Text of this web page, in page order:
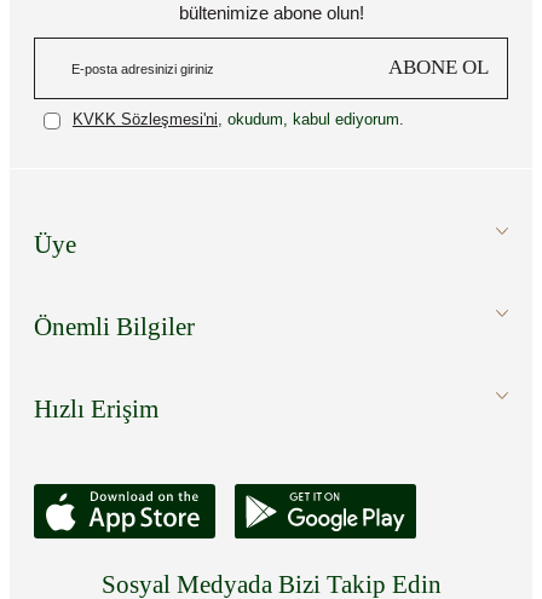
bültenimize abone olun!
ABONE OL
KVKK Sözleşmesi'ni , okudum, kabul ediyorum.
Üye
Önemli Bilgiler
Hızlı Erişim
Sosyal Medyada Bizi Takip Edin